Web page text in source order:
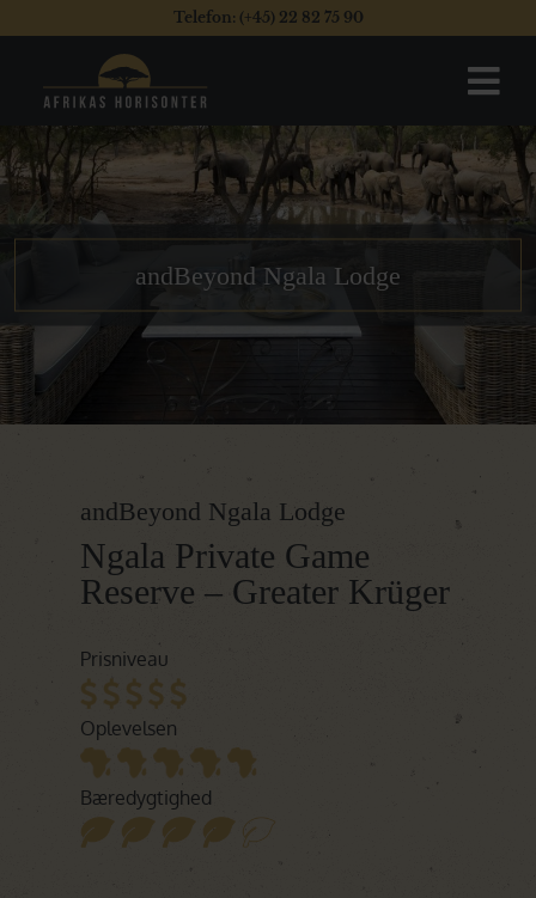
Telefon: (+45) 22 82 75 90
andBeyond Ngala Lodge
andBeyond Ngala Lodge
Ngala Private Game
Reserve – Greater Krüger
Prisniveau
Oplevelsen
Bæredygtighed